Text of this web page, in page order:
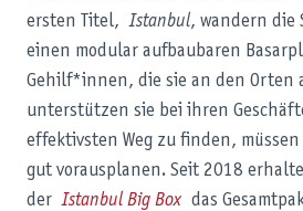
ersten Titel,Istanbul, wandern die
einen modular aufbaubaren
Gehilf*innen, die sie an den Orten
unterstützen sie bei ihren
effektivsten Weg zu finden,
gut vorausplanen. Seit 2018
derIstanbul Big Box das